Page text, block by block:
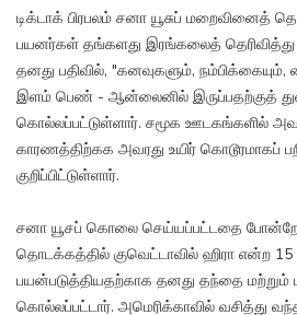
டிக்டாக் பிரபலம் சனா யூசுப் மறைவினைத்
பயனர்கள் தங்களது இரங்கலைத் தெரிவித்து
தனது பதிவில், "கனவுகளும், நம்பிக்கையும்,
இளம் பெண் - ஆன்லைனில் இருப்பதற்குத்
கொல்லப்பட்டுள்ளார். சமூக ஊடகங்களில்
காரணத்திற்கக அவரது உயிர் கொடூரமாகப்
குறிப்பிட்டுள்ளார்.
சனா யூசப் கொலை செய்யப்பட்டதை
தொடக்கத்தில் குவெட்டாவில் ஹிரா என்ற 15
பயன்படுத்தியதற்காக தனது தந்தை மற்றும்
கொல்லப்பட்டார். அமெரிக்காவில் வசித்து